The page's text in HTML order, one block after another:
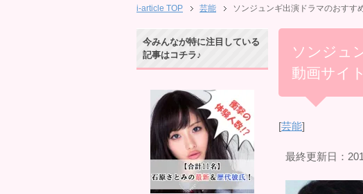
i-article TOP 芸能 ソンジュンギ出演ドラマのおすす
ソンジュ
動画サイ
[芸能]
最終更新日：
今みんなが特に注目している
記事はコチラ♪